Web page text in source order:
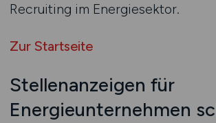
Recruiting im Energiesektor.
Zur Startseite
Stellenanzeigen für
Energieunternehmen